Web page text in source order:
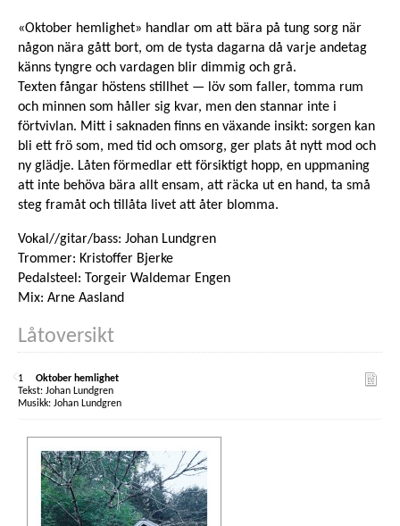
«Oktober hemlighet» handlar om att bära på tung sorg när
någon nära gått bort, om de tysta dagarna då varje andetag
känns tyngre och vardagen blir dimmig och grå.
Texten fångar höstens stillhet — löv som faller, tomma rum
och minnen som håller sig kvar, men den stannar inte i
förtvivlan. Mitt i saknaden finns en växande insikt: sorgen kan
bli ett frö som, med tid och omsorg, ger plats åt nytt mod och
ny glädje. Låten förmedlar ett försiktigt hopp, en uppmaning
att inte behöva bära allt ensam, att räcka ut en hand, ta små
steg framåt och tillåta livet att åter blomma.
Vokal//gitar/bass: Johan Lundgren
Trommer: Kristoffer Bjerke
Pedalsteel: Torgeir Waldemar Engen
Mix: Arne Aasland
Låtoversikt
1
Oktober hemlighet
Johan Lundgren
Johan Lundgren